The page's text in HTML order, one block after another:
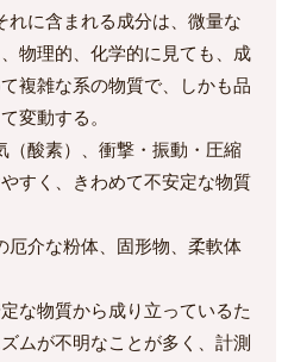
れに含まれる成分は、微量な
物理的、化学的に見ても、成
複雑な系の物質で、しかも品
変動する。
（酸素）、衝撃・振動・圧縮
すく、きわめて不安定な物質
厄介な粉体、固形物、柔軟体
な物質から成り立っているた
ムが不明なことが多く、計測